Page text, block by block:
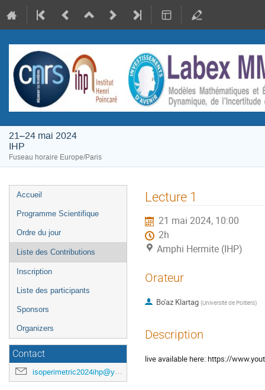
21–24 mai 2024
IHP
Fuseau horaire Europe/Paris
Menu
de
Accueil
Programme Scientifique
Ordre du jour
Liste des Contributions
Inscription
Liste des participants
Sponsors
Organizers
Contact
isoperimetric2024ihp@yahoo.com
Lecture 1
21 mai 2024, 10:00
2h
Amphi Hermite (IHP)
Orateur
Bo'az Klartag (Université de Poitiers)
Description
live available here: https://